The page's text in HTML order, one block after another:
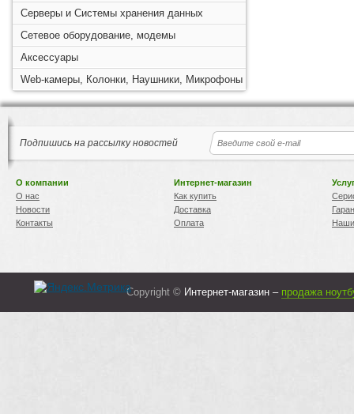
Серверы и Системы хранения данных
Сетевое оборудование, модемы
Аксессуары
Web-камеры, Колонки, Наушники, Микрофоны
Подпишись на рассылку новостей
О компании
О нас
Новости
Контакты
Интернет-магазин
Как купить
Доставка
Оплата
Copyright © Интернет-магазин – продажа